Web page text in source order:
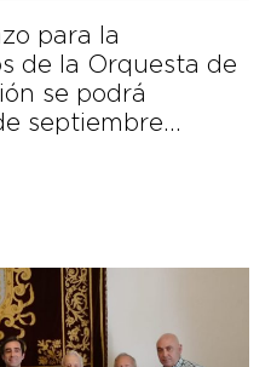
para la
de la Orquesta de
se podrá
septiembre…